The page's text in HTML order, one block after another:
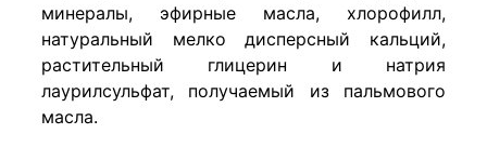
минералы, эфирные масла, хлорофилл,
натуральный мелко дисперсный кальций,
растительный глицерин и натрия
лаурилсульфат, получаемый из пальмового
масла.